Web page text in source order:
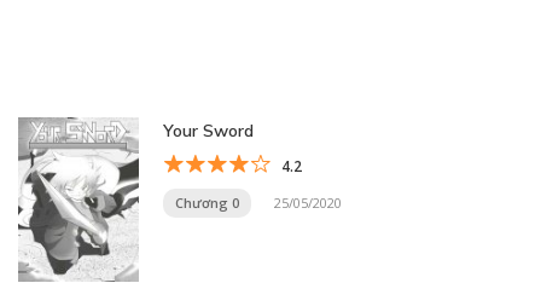
Your Sword
4.2
Chương 0 25/05/2020